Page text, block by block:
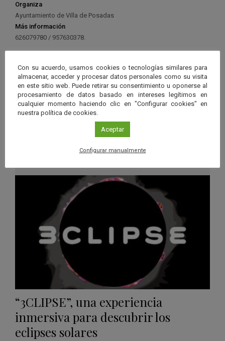
Organiza
Ayuntamiento de Villa de Posadas
Más información
626079780 / 957630378.
Próximos eventos Ver más
26 JUN 2026 - 26 ENE 2028
Planetario/Gérgal
“3CLIPSE”, una experiencia
inmersiva para descubrir los
eclipses solares
Con su acuerdo, usamos cookies o tecnologías similares para
almacenar, acceder y procesar datos personales como su visita
en este sitio web. Puede retirar su consentimiento u oponerse al
procesamiento de datos basado en intereses legítimos en
cualquier momento haciendo clic en "Configurar cookies" en
nuestra política de cookies.
Aceptar
Configurar manualmente